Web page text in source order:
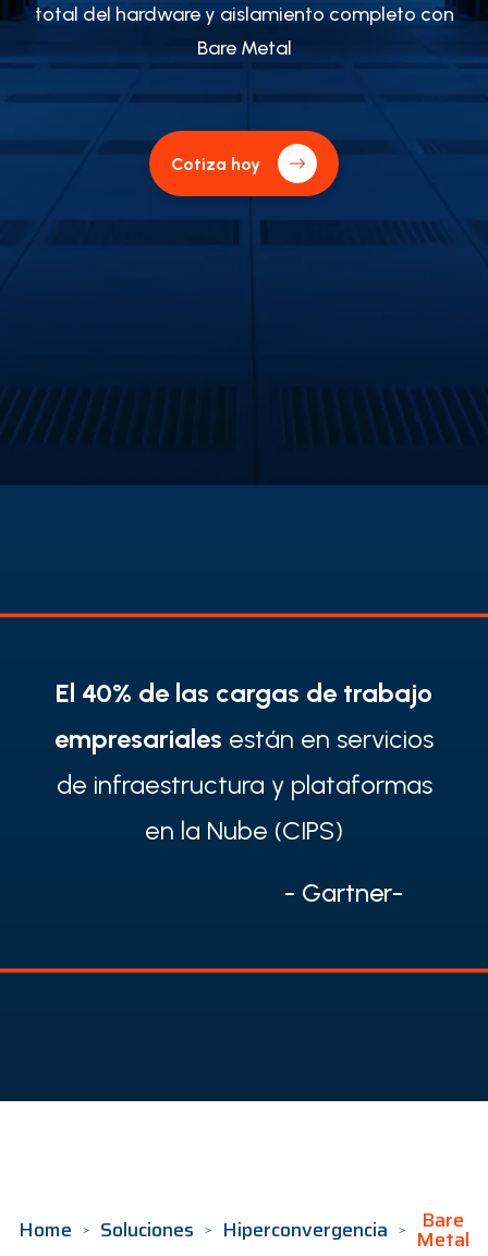
total del hardware y aislamiento completo con
Bare Metal
Cotiza hoy
El 40% de las cargas de trabajo
empresariales están en servicios
de infraestructura y plataformas
en la Nube (CIPS)
- Gartner-
Home Soluciones Hiperconvergencia Bare
Metal